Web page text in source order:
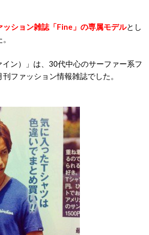
ッション雑誌「Fine」の専属モデルとし
ン）」は、30代中心のサーファー系フ
ファッション情報雑誌でした。